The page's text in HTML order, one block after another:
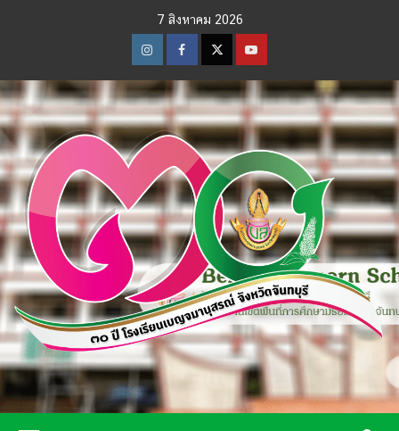
7 สิงหาคม 2026
InstagramFacebookTwitterYoutube